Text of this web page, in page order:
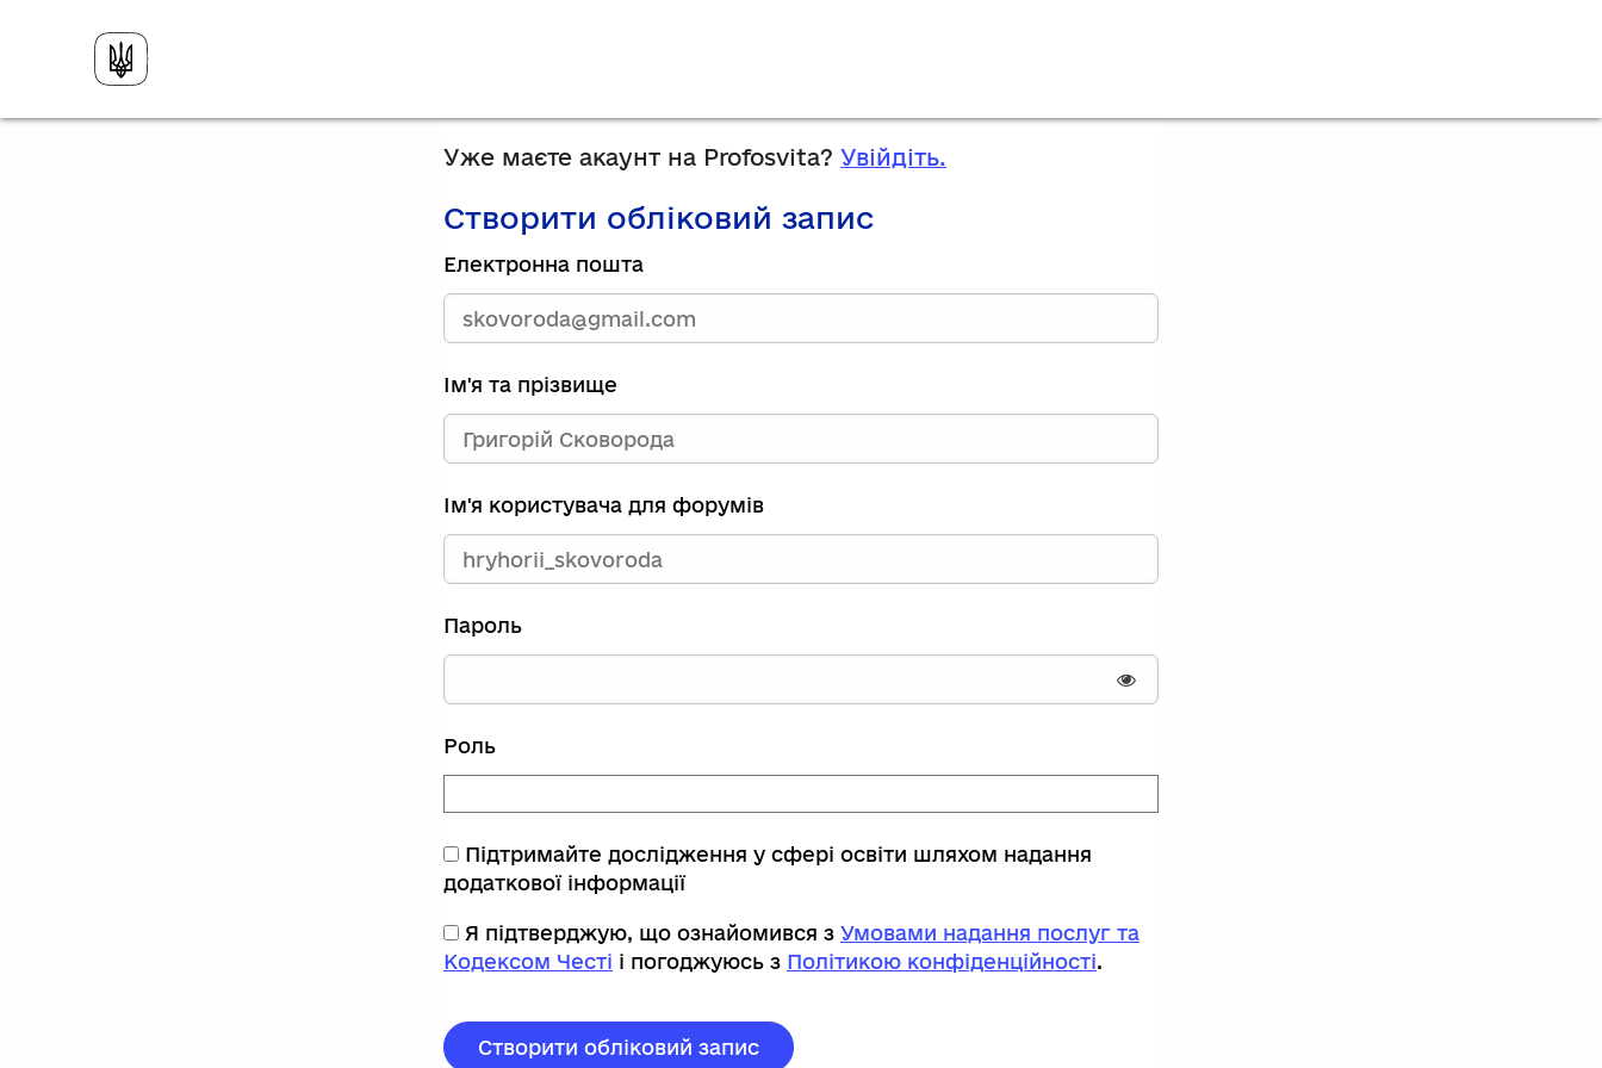
Уже маєте акаунт на Profosvita? Увійдіть.
Створити обліковий запис
Електронна пошта
Ім'я та прізвище
Ім'я користувача для форумів
Пароль
Показати пароль
Роль
Підтримайте дослідження у сфері освіти шляхом надання
додаткової інформації
Я підтверджую, що ознайомився з Умовами надання послуг та
Кодексом Честі і погоджуюсь з Політикою конфіденційності.
Створити обліковий запис